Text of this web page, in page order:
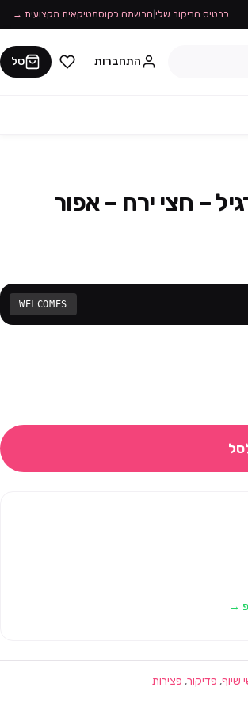
כרטיס הביקור שלי הרשמה כקוסמטיקאית מקצועית →
התחברות סל
WELCOMES
→
שיוף, פדיקור, פצירות